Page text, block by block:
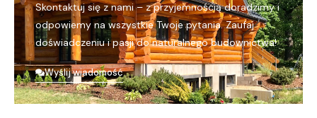
Skontaktuj się z nami – z przyjemnością doradzimy i
odpowiemy na wszystkie Twoje pytania. Zaufaj
doświadczeniu i pasji do naturalnego budownictwa!
Wyślij wiadomość